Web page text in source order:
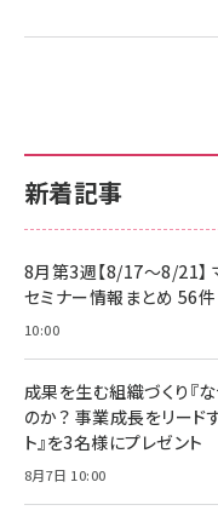
新着記事
8月第3週【8/17～8/21】
セミナー情報まとめ 56件
10:00
成果を生む組織づくり『
のか？ 事業成長をリード
ト』を3名様にプレゼント
8月7日 10:00